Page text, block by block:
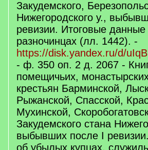
Закудемского,
Нижегородского у.,
ревизии. Итоговые
разночинцах (лл. 1442). -
https://disk.yandex.ru/d/
- ф. 350 оп. 2 д. 2067 -
помещичьих,
крестьян Барминской,
Рыжанской, Спасской,
Мухинской,
Закудемского стана
выбывших после I
об убылых купцах,